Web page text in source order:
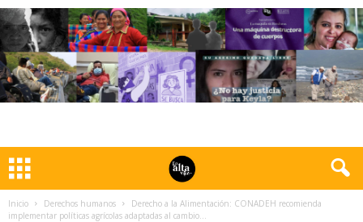
Inicio Derechos humanos
Derecho a la Alimentación: CONADEH recomienda
implementar políticas agrícolas adaptadas al cambio...